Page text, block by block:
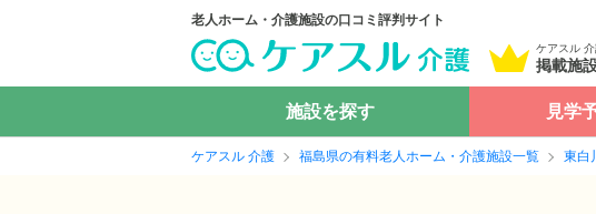
老人ホーム・介護施設の口コミ評判サイト
ケアスル
掲載施
施設を探す 見学
ケアスル 介護 福島県の有料老人ホーム・介護施設一覧 東白